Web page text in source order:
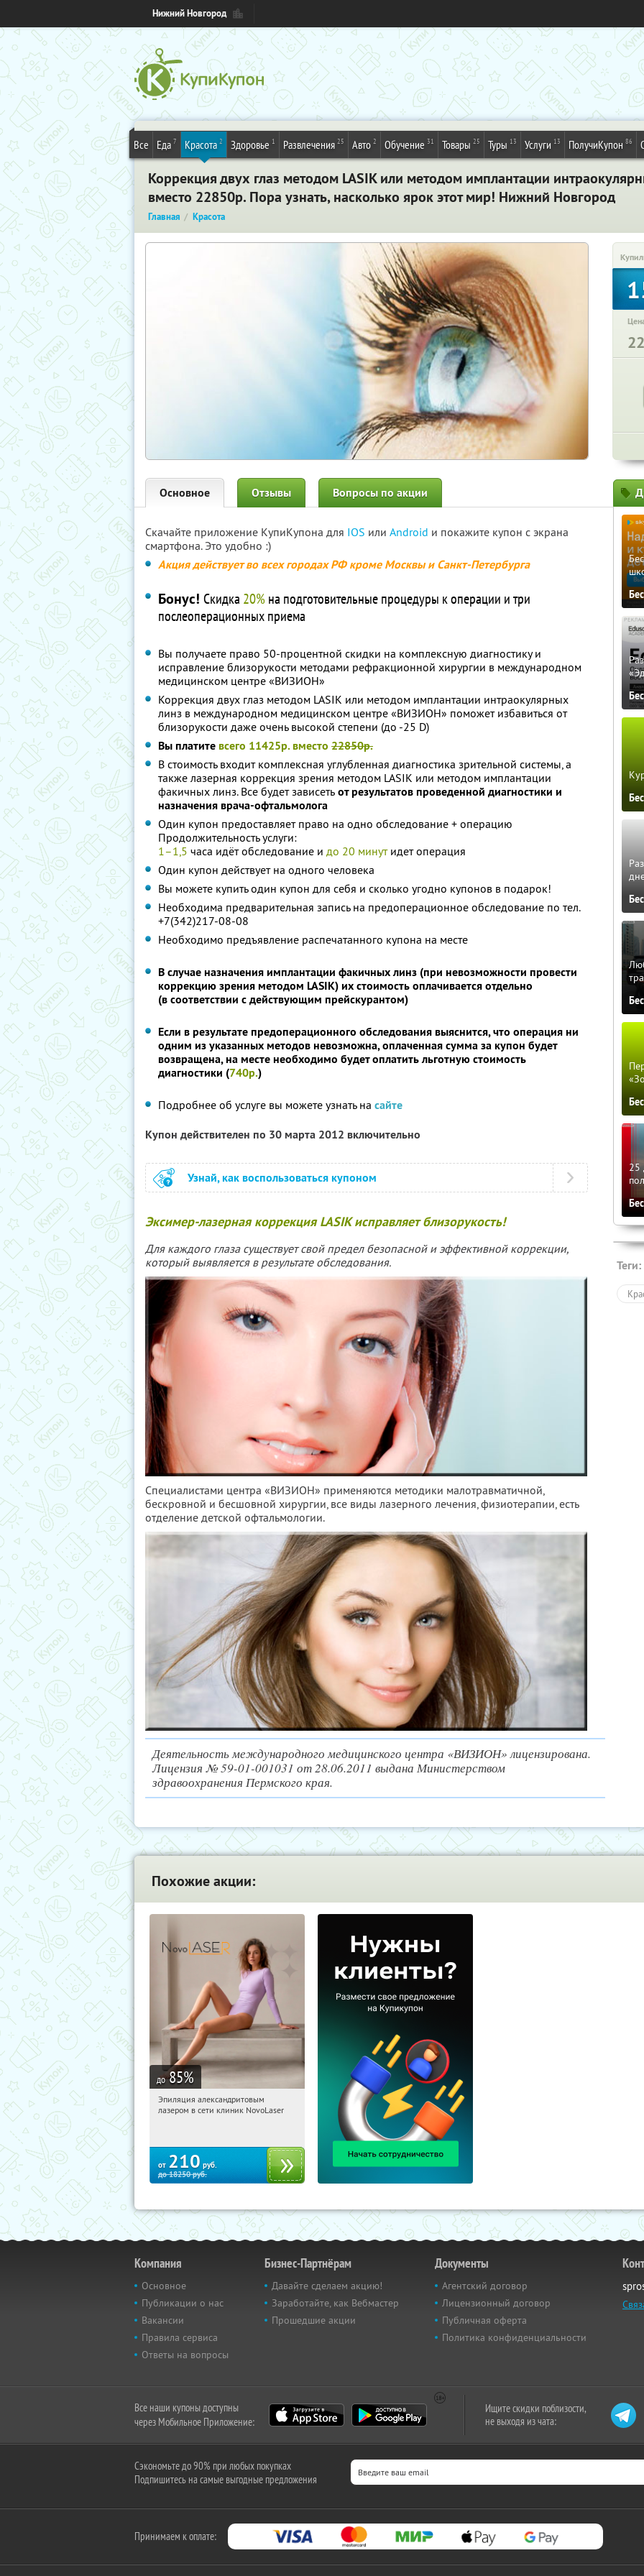
Нижний Новгород
Все Еда 7 Красота 2 Здоровье 1 Развлечения 25 Авто 2 Обучение 31 Товары 25 Туры 13 Услуги 13 ПолучиКупон 86
Коррекция двух глаз методом LASIK или методом имплантации
вместо 22850р. Пора узнать, насколько ярок этот мир! Нижний Новгород
Главная Красота
Основное Отзывы Вопросы по акции
Скачайте приложение КупиКупона для IOS или Android и покажите купон с экрана
смартфона. Это удобно :)
Акция действует во всех городах РФ кроме Москвы и Санкт-Петербурга
Бонус! Скидка 20% на подготовительные процедуры к операции и три
послеоперационных приема
Вы получаете право 50-процентной скидки на комплексную диагностику и
исправление близорукости методами рефракционной хирургии в международном
медицинском центре «ВИЗИОН»
Коррекция двух глаз методом LASIK или методом имплантации интраокулярных
линз в международном медицинском центре «ВИЗИОН» поможет избавиться от
близорукости даже очень высокой степени (до -25 D)
Вы платитевсего 11425р. вместо 22850р.
В стоимость входит комплексная углубленная диагностика зрительной системы, а
также лазерная коррекция зрения методом LASIK или методом имплантации
факичных линз. Все будет зависеть от результатов проведенной диагностики и
назначения врача-офтальмолога
Один купон предоставляет право на одно обследование + операцию
Продолжительность услуги:
1–1,5 часа идёт обследование и до 20 минутидет операция
Один купон действует на одного человека
Вы можете купить один купон для себя и сколько угодно купонов в подарок!
Необходима предварительная запись на предоперационное обследование по тел.
+7(342)217-08-08
Необходимо предъявление распечатанного купона на месте
В случае назначения имплантации факичных линз (при невозможности провести
коррекцию зрения методом LASIK) их стоимость оплачивается отдельно
(в соответствии с действующим прейскурантом)
Если в результате предоперационного обследования выяснится, что операция ни
одним из указанных методов невозможна, оплаченная сумма за купон будет
возвращена, на месте необходимо будет оплатить льготную стоимость
диагностики (740р.)
Подробнее об услуге вы можете узнать на сайте
Купон действителен по 30 марта 2012 включительно
Узнай, как воспользоваться купоном
Эксимер-лазерная коррекция LASIK исправляет близорукость!
Для каждого глаза существует свой предел безопасной и эффективной коррекции,
который выявляется в результате обследования.
Специалистами центра «ВИЗИОН» применяются методики малотравматичной,
бескровной и бесшовной хирургии, все виды лазерного лечения, физиотерапии, есть
отделение детской офтальмологии.
Деятельность международного медицинского центра «ВИЗИОН» лицензирована.
Лицензия № 59-01-001031 от 28.06.2011 выдана Министерством
здравоохранения Пермского края.
25
Теги:
Похожие акции:
до 85%
19:17:46 Купили:
Эпиляция александритовым
лазером в сети клиник NovoLaser
от 210 руб.
до18250руб.
Компания
Основное
Публикации о нас
Вакансии
Правила сервиса
Ответы на вопросы
Бизнес-Партнёрам
Давайте сделаем акцию!
Заработайте, как Вебмастер
Прошедшие акции
Документы
Агентский договор
Лицензионный договор
Публичная оферта
Политика конфиденциальности
Все наши купоны доступны
через Мобильное Приложение:
Ищите скидки поблизости,
не выходя из чата:
Сэкономьте до 90% при любых покупках
Подпишитесь на самые выгодные предложения
Принимаем к оплате: